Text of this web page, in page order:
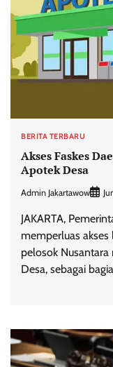
BERITA TERBARU
Akses Faskes
Apotek Desa
Admin Jakartawow
JAKARTA,
memperluas akses
pelosok
Desa, sebagai